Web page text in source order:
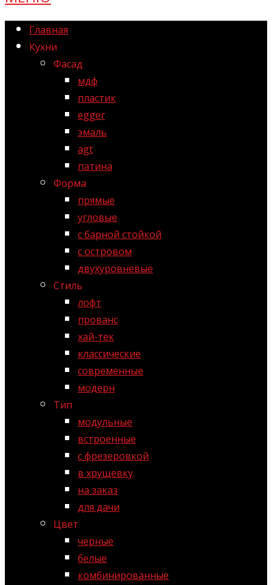
Главная
Кухни
Фасад
мдф
пластик
egger
эмаль
agt
патина
Форма
прямые
угловые
с барной стойкой
с островом
двухуровневые
Стиль
лофт
прованс
хай-тек
классические
современные
модерн
Тип
модульные
встроенные
с фрезеровкой
в хрущевку
на заказ
для дачи
Цвет
черные
белые
комбинированные